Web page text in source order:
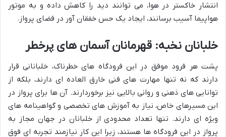
انتشار خاکستر در هوا، می توانند دید را کاهش داده و به موتور
هواپیما آسیب برسانند، ایجاد یک حس خفقان آور در فضای پرواز.
خلبانان نخبه: قهرمانان آسمان های پرخطر
پشت هر فرود موفق در این فرودگاه های خطرناک، خلبانانی قرار
دارند که نه تنها مهارت های فنی خارق العاده ای دارند، بلکه از
توانایی های ذهنی و روانی بالایی نیز برخوردارند. آن ها برای پرواز در
این مسیرهای خاص، نیاز به آموزش های تخصصی و گواهینامه های
ویژه ای دارند. تنها تعداد محدودی از خلبانان در جهان مجاز به
پرواز در این فرودگاه ها هستند، زیرا این کار نیازمند تجربه ای فوق